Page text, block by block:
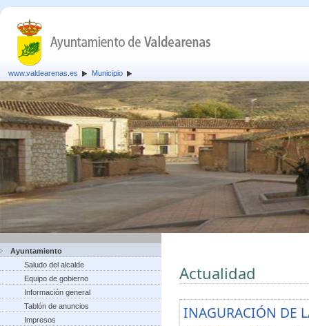
www.valdearenas.es Municipio
Ayuntamiento
Saludo del alcalde
Equipo de gobierno
Información general
Tablón de anuncios
Impresos
Actualidad
INAGURACIÓN DE